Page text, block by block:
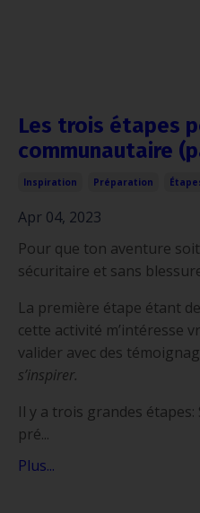
Les trois étapes
communautaire
Inspiration Préparation
Apr 04, 2023
Pour que ton aventure
sécuritaire et sans
La première étape étant de
cette activité m’intéresse
valider avec des
s’inspirer.
Il y a trois grandes étapes:
pré...
Plus...